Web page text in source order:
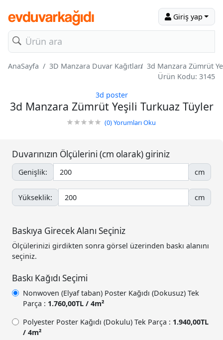
Giriş yap
AnaSayfa 3D Manzara Duvar Kağıtları 3d Manzara Zümrüt
Ürün Kodu: 3145
3d poster
3d Manzara Zümrüt Yeşili Turkuaz Tüyler
(0)Yorumları Oku
Duvarınızın Ölçülerini (cm olarak) giriniz
Genişlik: cm
Yükseklik: cm
Baskıya Girecek Alanı Seçiniz
Ölçülerinizi girdikten sonra görsel üzerinden baskı alanını
seçiniz.
Baskı Kağıdı Seçimi
Nonwoven (Elyaf taban) Poster Kağıdı (Dokusuz) Tek
Parça : 1.760,00TL / 4m²
Polyester Poster Kağıdı (Dokulu) Tek Parça : 1.940,00TL
/ 4m²